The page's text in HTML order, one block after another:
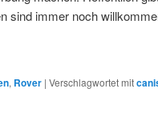
sind immer noch
, Rover | Verschlagwortet mit